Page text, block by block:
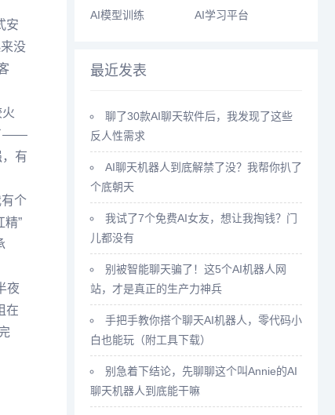
安
没
——
有
个
精”
夜
在
AI模型训练
AI学习平台
最近发表
聊了30款AI聊天软件后，我发现了这些
反人性需求
AI聊天机器人到底解禁了没？我帮你扒了
个底朝天
我试了7个免费AI女友，想让我掏钱？门
儿都没有
别被智能聊天骗了！这5个AI机器人网
站，才是真正的生产力神兵
手把手教你搭个聊天AI机器人，零代码小
白也能玩（附工具下载）
别急着下结论，先聊聊这个叫Annie的AI
聊天机器人到底能干嘛